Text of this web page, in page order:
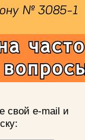
свой e-mail и